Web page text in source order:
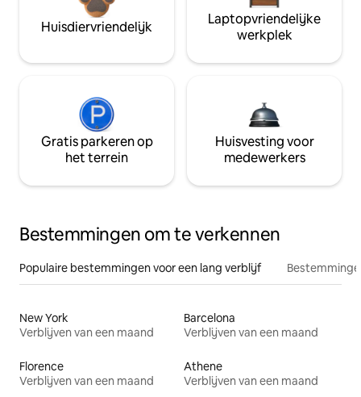
Huisdiervriendelijk
Laptopvriendelijke
werkplek
Gratis parkeren op
het terrein
Huisvesting voor
medewerkers
Bestemmingen om te verkennen
Populaire bestemmingen voor een lang verblijf
New York
Verblijven van een maand
Barcelona
Verblijven van een maand
Florence
Verblijven van een maand
Athene
Verblijven van een maand